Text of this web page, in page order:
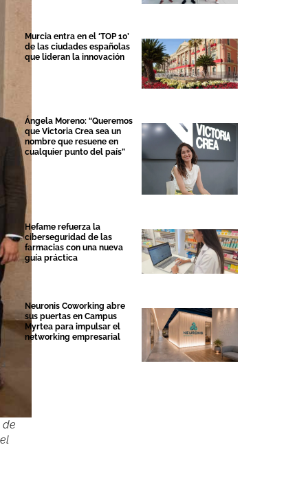
de
Murcia entra en el ‘TOP 10’
de las ciudades españolas
que lideran la innovación
Ángela Moreno: “Queremos
que Victoria Crea sea un
nombre que resuene en
cualquier punto del país”
Hefame refuerza la
ciberseguridad de las
farmacias con una nueva
guía práctica
Neuronis Coworking abre
sus puertas en Campus
Myrtea para impulsar el
networking empresarial